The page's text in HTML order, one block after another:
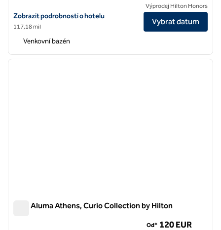
Zobrazit detaily hotelu v hotelu Anise Aluma Athens, Tapestry
Zobrazit podrobnosti o hotelu
117,18 mil
Výprodej Hilton Honors
Vybrat datum
Venkovní bazén
1 z 12
další
Adia Aluma Athens, Curio Collection by Hilton
Od* 120 EUR